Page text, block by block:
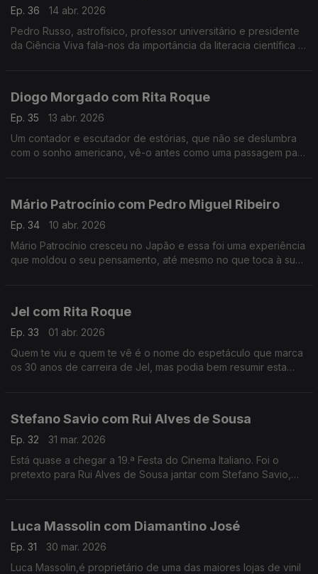
Ep. 36
14 abr. 2026
Pedro Russo, astrofísico, professor universitário e presidente
da Ciência Viva fala-nos da importância da literacia científica e
Diogo Morgado com Rita Roque
Ep. 35
13 abr. 2026
Um contador e escutador de estórias, que não se deslumbra
com o sonho americano, vê-o antes como uma passagem para
Mário Patrocínio com Pedro Miguel Ribeiro
Ep. 34
10 abr. 2026
Mário Patrocínio cresceu no Japão e essa foi uma experiência
que moldou o seu pensamento, até mesmo no que toca à sua
Jel com Rita Roque
Ep. 33
01 abr. 2026
Quem te viu e quem te vê é o nome do espetáculo que marca
os 30 anos de carreira de Jel, mas podia bem resumir esta
Stefano Savio com Rui Alves de Sousa
Ep. 32
31 mar. 2026
Está quase a chegar a 19.ª Festa do Cinema Italiano. Foi o
pretexto para Rui Alves de Sousa jantar com Stefano Savio,
Luca Massolin com Diamantino José
Ep. 31
30 mar. 2026
Luca Massolin,é proprietário de uma das maiores lojas de vinil